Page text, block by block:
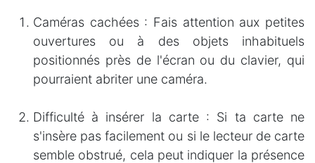
Caméras cachées : Fais attention aux petites
ouvertures ou à des objets inhabituels
positionnés près de l'écran ou du clavier, qui
pourraient abriter une caméra.
Difficulté à insérer la carte : Si ta carte ne
s'insère pas facilement ou si le lecteur de carte
semble obstrué, cela peut indiquer la présence